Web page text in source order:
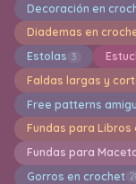
Decoración en
Diademas en
Estolas 3
Faldas largas y
Free patterns
Fundas para Libros
Fundas para
Gorros en crochet